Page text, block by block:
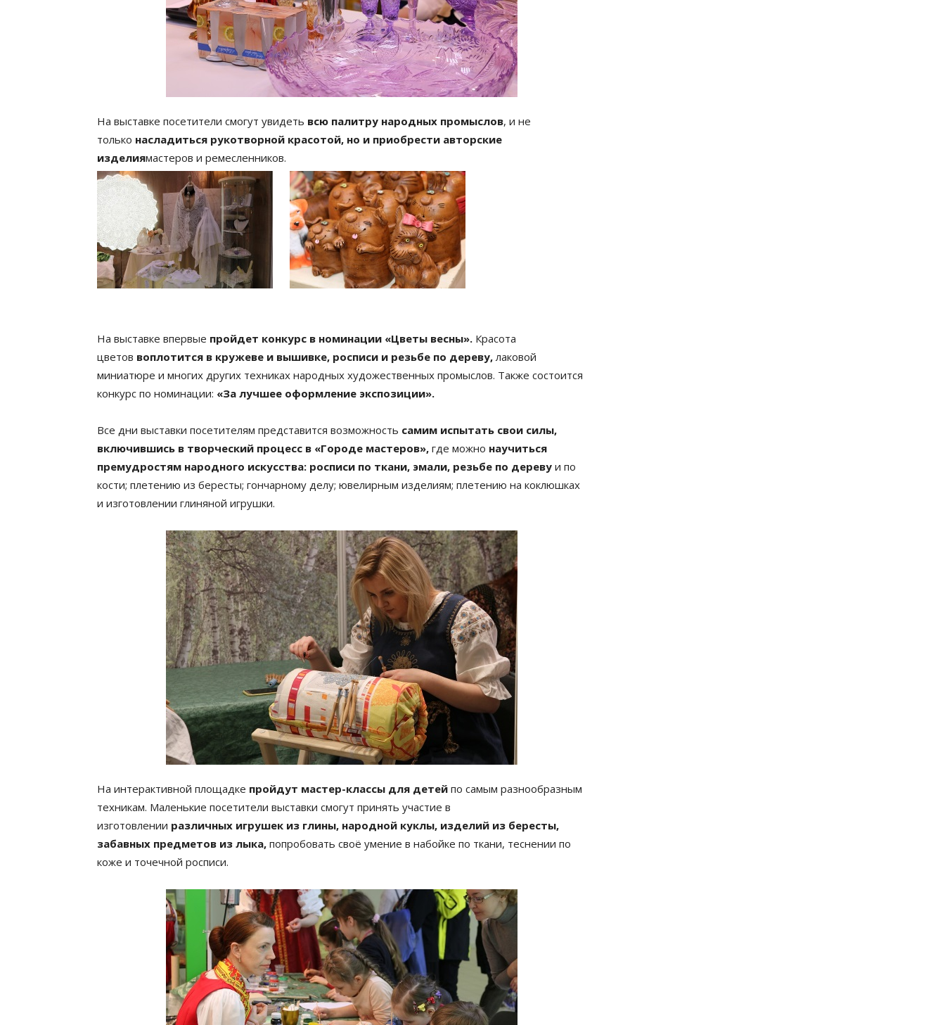
На выставке посетители смогут увидеть всю палитру народных промыслов, и не
только насладиться рукотворной красотой, но и приобрести авторские
изделиямастеров и ремесленников.
На выставке впервые пройдет конкурс в номинации «Цветы весны». Красота
цветов воплотится в кружеве и вышивке, росписи и резьбе по дереву,лаковой
миниатюре и многих других техниках народных художественных промыслов. Также состоится
конкурс по номинации: «За лучшее оформление экспозиции».
Все дни выставки посетителям представится возможность самим испытать свои силы,
включившись в творческий процесс в «Городе мастеров», где можно научиться
премудростям народного искусства: росписи по ткани, эмали, резьбе по дереву и по
кости; плетению из бересты; гончарному делу; ювелирным изделиям; плетению на коклюшках
и изготовлении глиняной игрушки.
На интерактивной площадке пройдут мастер-классы для детей по самым разнообразным
техникам. Маленькие посетители выставки смогут принять участие в
изготовлении различных игрушек из глины, народной куклы, изделий из бересты,
забавных предметов из лыка, попробовать своё умение в набойке по ткани, теснении по
коже и точечной росписи.